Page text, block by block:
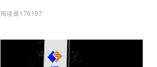
也透露出其在应对市场挑战时的策略与决心。
阅读量176197